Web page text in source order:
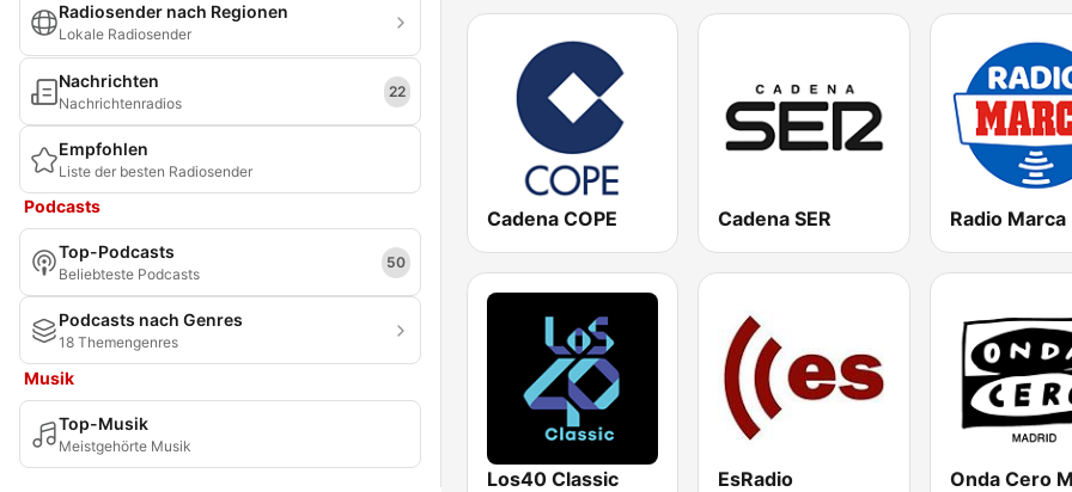
Radiosender nach Regionen
Lokale Radiosender
Nachrichten
Nachrichtenradios
22
Empfohlen
Liste der besten Radiosender
Podcasts
Top-Podcasts
Beliebteste Podcasts
50
Podcasts nach Genres
18 Themengenres
Musik
Top-Musik
Meistgehörte Musik
Cadena COPE Cadena SER
Los40 Classic EsRadio